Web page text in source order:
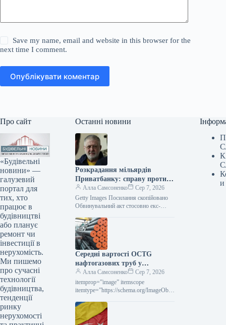
Save my name, email and website in this browser for the
next time I comment.
Опублікувати коментар
Про сайт
«Будівельні
новини» —
галузевий
портал для
тих, хто
працює в
будівництві
або планує
ремонт чи
інвестиції в
нерухомість.
Ми пишемо
про сучасні
технології
будівництва,
тенденції
ринку
нерухомості
Останні новини
Розкрадання мільярдів
Приватбанку: справу проти
Коломойського передано до
суду
Алла Самсоненко
Сер 7, 2026
Getty Images Посилання скопійовано
Обвинувальний акт стосовно екс-
Приватбанку Ігоря Коломойського та
колишніх співробітників банку, яких
підозрюють у…
Середні вартості OCTG
нафтогазових труб у
Сполучених Штатах у липні
залишалися незмінними,
досягнувши позначки $2563 за
Алла Самсоненко
Сер 7, 2026
itemprop=”image” itemscope
itemtype=”https://schema.org/ImageObje
Глобальний ринок ціни на прокат
Роздрукувати 297 06 Серпня 2026
Середні ціни на нафтогазові труби…
и